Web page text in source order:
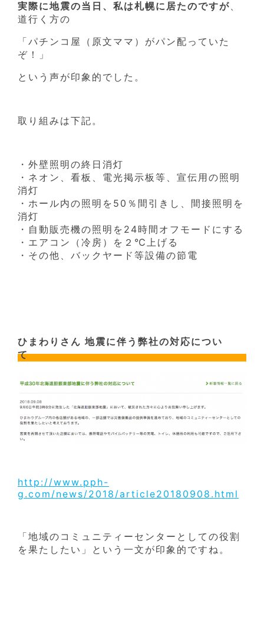
実際に地震の当日、私は札幌に居たのですが
道行く方の
「パチンコ屋（原文ママ）がパン配っていた
ぞ！」
という声が印象的でした。
取り組みは下記。
・外壁照明の終日消灯
・ネオン、看板、電光掲示板等、宣伝用の照明
消灯
・ホール内の照明を50％間引きし、間接照明を
消灯
・自動販売機の照明を24時間オフモードにする
・エアコン（冷房）を２℃上げる
・その他、バックヤード等設備の節電
ひまわりさん 地震に伴う弊社の対応につい
て
http://www.pph-
g.com/news/2018/article20180908.html
「地域のコミュニティーセンターとしての役割
を果たしたい」という一文が印象的ですね。